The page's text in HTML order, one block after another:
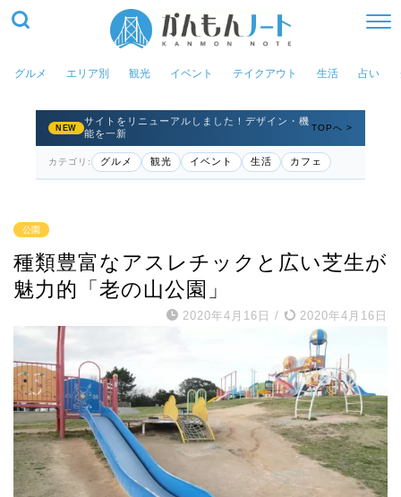
グルメ エリア別 観光 イベント テイクアウト 生活 占い
NEW
サイトをリニューアルしました！デザイン・機
能を一新
TOPへ >
カテゴリ: グルメ 観光 イベント 生活 カフェ
公園
種類豊富なアスレチックと広い芝生が
魅力的「老の山公園」
2020年4月16日 / 2020年4月16日